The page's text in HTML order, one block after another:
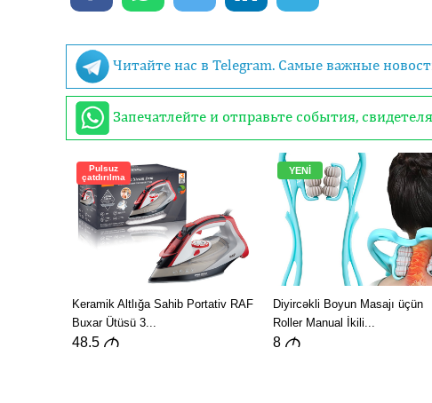
Читайте нас в Telegram. Самые важные
Запечатлейте и отправьте события,